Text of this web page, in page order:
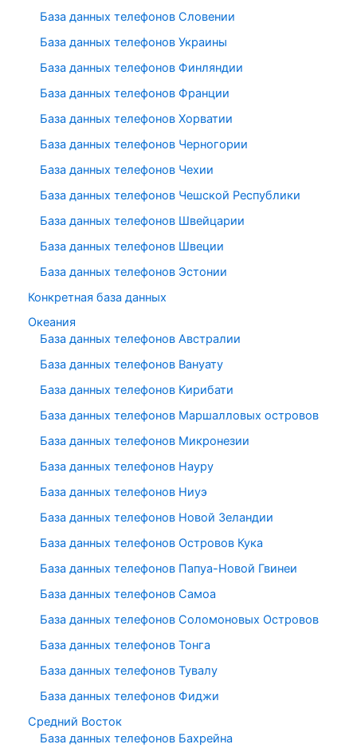
База данных телефонов Словении
База данных телефонов Украины
База данных телефонов Финляндии
База данных телефонов Франции
База данных телефонов Хорватии
База данных телефонов Черногории
База данных телефонов Чехии
База данных телефонов Чешской Республики
База данных телефонов Швейцарии
База данных телефонов Швеции
База данных телефонов Эстонии
Конкретная база данных
Океания
База данных телефонов Австралии
База данных телефонов Вануату
База данных телефонов Кирибати
База данных телефонов Маршалловых островов
База данных телефонов Микронезии
База данных телефонов Науру
База данных телефонов Ниуэ
База данных телефонов Новой Зеландии
База данных телефонов Островов Кука
База данных телефонов Папуа-Новой Гвинеи
База данных телефонов Самоа
База данных телефонов Соломоновых Островов
База данных телефонов Тонга
База данных телефонов Тувалу
База данных телефонов Фиджи
Средний Восток
База данных телефонов Бахрейна